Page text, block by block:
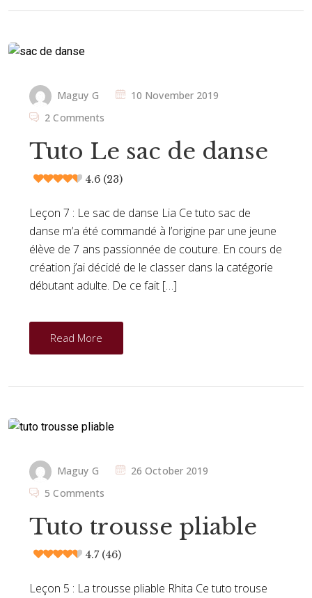
Maguy G
10 November 2019
2 Comments
Tuto Le sac de danse
4.6 (23)
Leçon 7 : Le sac de danse Lia Ce tuto sac de
danse m’a été commandé à l’origine par une jeune
élève de 7 ans passionnée de couture. En cours de
création j’ai décidé de le classer dans la catégorie
débutant adulte. De ce fait […]
Read More
Maguy G
26 October 2019
5 Comments
Tuto trousse pliable
4.7 (46)
Leçon 5 : La trousse pliable Rhita Ce tuto trouse